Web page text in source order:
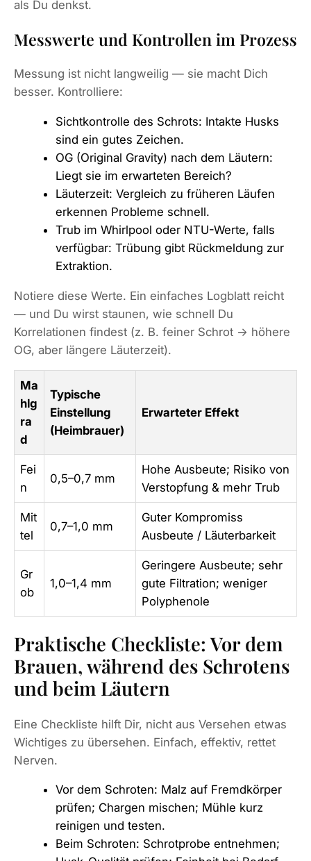
als Du denkst.
Messwerte und Kontrollen im Prozess
Messung ist nicht langweilig — sie macht Dich
besser. Kontrolliere:
Sichtkontrolle des Schrots: Intakte Husks
sind ein gutes Zeichen.
OG (Original Gravity) nach dem Läutern:
Liegt sie im erwarteten Bereich?
Läuterzeit: Vergleich zu früheren Läufen
erkennen Probleme schnell.
Trub im Whirlpool oder NTU-Werte, falls
verfügbar: Trübung gibt Rückmeldung zur
Extraktion.
Notiere diese Werte. Ein einfaches Logblatt reicht
— und Du wirst staunen, wie schnell Du
Korrelationen findest (z. B. feiner Schrot → höhere
OG, aber längere Läuterzeit).
Ma
hlg
ra
d
Typische
Einstellung
(Heimbrauer)
Erwarteter Effekt
Fei
n
0,5–0,7 mm
Hohe Ausbeute; Risiko von
Verstopfung & mehr Trub
Mit
tel
0,7–1,0 mm
Guter Kompromiss
Ausbeute / Läuterbarkeit
Gr
ob
1,0–1,4 mm
Geringere Ausbeute; sehr
gute Filtration; weniger
Polyphenole
Praktische Checkliste: Vor dem
Brauen, während des Schrotens
und beim Läutern
Eine Checkliste hilft Dir, nicht aus Versehen etwas
Wichtiges zu übersehen. Einfach, effektiv, rettet
Nerven.
Vor dem Schroten: Malz auf Fremdkörper
prüfen; Chargen mischen; Mühle kurz
reinigen und testen.
Beim Schroten: Schrotprobe entnehmen;